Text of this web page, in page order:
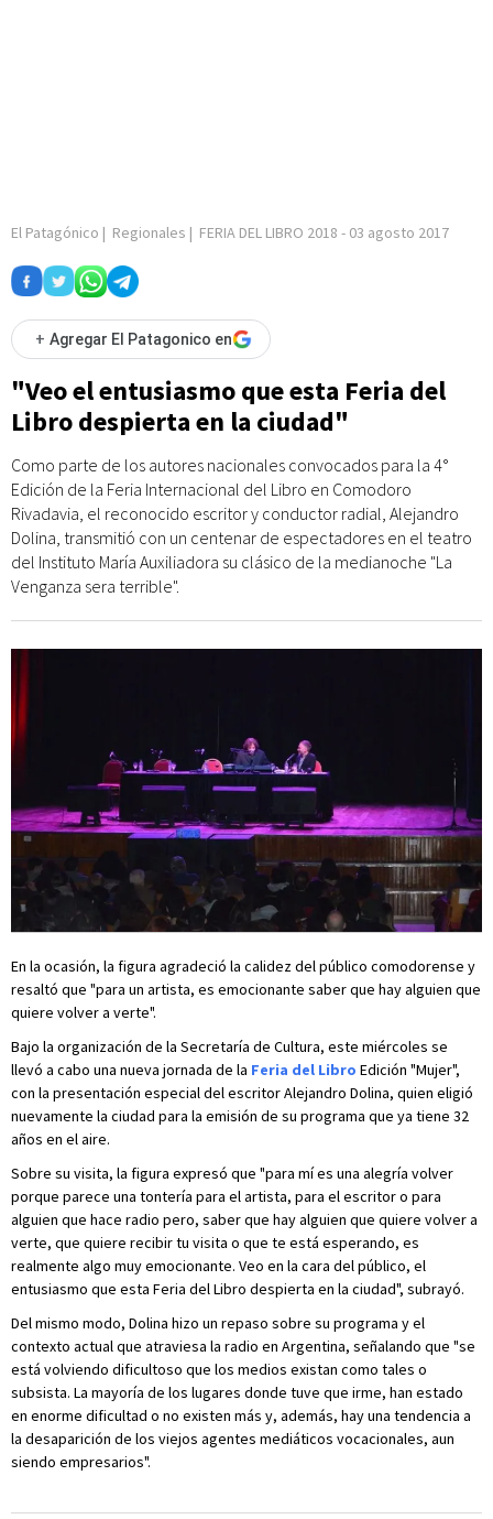
El Patagónico | Regionales | FERIA DEL LIBRO 2018 - 03 agosto 2017
+ Agregar El Patagonico en
"Veo el entusiasmo que esta Feria del
Libro despierta en la ciudad"
Como parte de los autores nacionales convocados para la 4°
Edición de la Feria Internacional del Libro en Comodoro
Rivadavia, el reconocido escritor y conductor radial, Alejandro
Dolina, transmitió con un centenar de espectadores en el teatro
del Instituto María Auxiliadora su clásico de la medianoche "La
Venganza sera terrible".
En la ocasión, la figura agradeció la calidez del público comodorense y
resaltó que "para un artista, es emocionante saber que hay alguien que
quiere volver a verte".
Bajo la organización de la Secretaría de Cultura, este miércoles se
llevó a cabo una nueva jornada de la Feria del Libro Edición "Mujer",
con la presentación especial del escritor Alejandro Dolina, quien eligió
nuevamente la ciudad para la emisión de su programa que ya tiene 32
años en el aire.
Sobre su visita, la figura expresó que "para mí es una alegría volver
porque parece una tontería para el artista, para el escritor o para
alguien que hace radio pero, saber que hay alguien que quiere volver a
verte, que quiere recibir tu visita o que te está esperando, es
realmente algo muy emocionante. Veo en la cara del público, el
entusiasmo que esta Feria del Libro despierta en la ciudad", subrayó.
Del mismo modo, Dolina hizo un repaso sobre su programa y el
contexto actual que atraviesa la radio en Argentina, señalando que "se
está volviendo dificultoso que los medios existan como tales o
subsista. La mayoría de los lugares donde tuve que irme, han estado
en enorme dificultad o no existen más y, además, hay una tendencia a
la desaparición de los viejos agentes mediáticos vocacionales, aun
siendo empresarios".